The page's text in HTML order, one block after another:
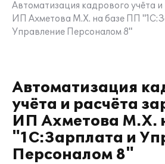
Автоматизация кадрового учёта
ИП Ахметова М.Х. на базе ПП
Управление Персоналом 8"
Автоматизация
учёта и расчёта
ИП Ахметова М.Х.
"1С:Зарплата и
Персоналом 8"